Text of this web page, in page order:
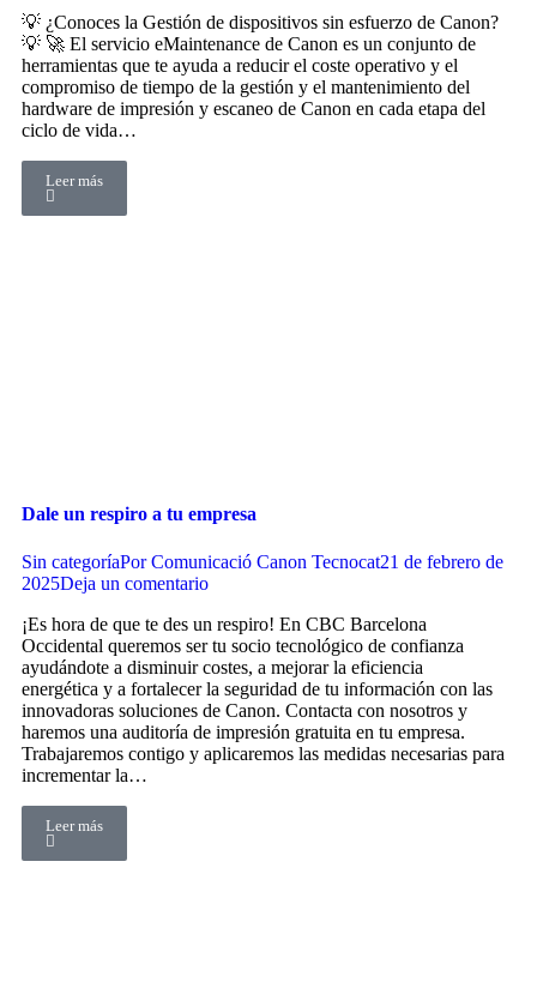
💡 ¿Conoces la Gestión de dispositivos sin esfuerzo de Canon?
💡 🚀 El servicio eMaintenance de Canon es un conjunto de
herramientas que te ayuda a reducir el coste operativo y el
compromiso de tiempo de la gestión y el mantenimiento del
hardware de impresión y escaneo de Canon en cada etapa del
ciclo de vida…
Leer más
Dale un respiro a tu empresa
Sin categoríaPorComunicació Canon Tecnocat21 de febrero de
2025Deja un comentario
¡Es hora de que te des un respiro! En CBC Barcelona
Occidental queremos ser tu socio tecnológico de confianza
ayudándote a disminuir costes, a mejorar la eficiencia
energética y a fortalecer la seguridad de tu información con las
innovadoras soluciones de Canon. Contacta con nosotros y
haremos una auditoría de impresión gratuita en tu empresa.
Trabajaremos contigo y aplicaremos las medidas necesarias para
incrementar la…
Leer más